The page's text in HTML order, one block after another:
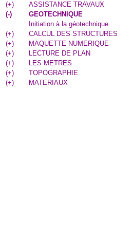
(+)
ASSISTANCE TRAVAUX
(-)
GEOTECHNIQUE
Initiation à la géotechnique
(+)
CALCUL DES STRUCTURES
(+)
MAQUETTE NUMERIQUE
(+)
LECTURE DE PLAN
(+)
LES METRES
(+)
TOPOGRAPHIE
(+) MATERIAUX